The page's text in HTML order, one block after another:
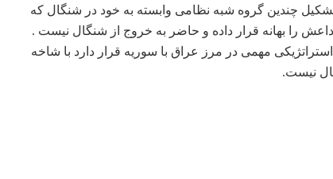
با تشکیل چندین گروه شبه نظامی وابسته به خود در شنگال که
داعش را بهانه قرار داده و حاضر به خروج از شنگال نیست .
مهمی در مرز عراق با سوریه قرار دارد با شاخه
نیست.